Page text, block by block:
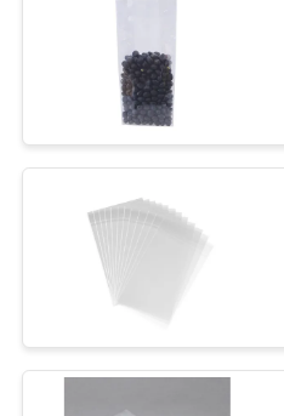
কেস